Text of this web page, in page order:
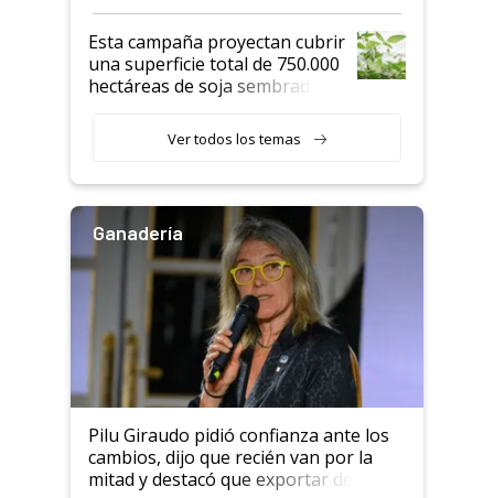
Esta campaña proyectan cubrir
una superficie total de 750.000
hectáreas de soja sembradas
variedades que marcan un
salto tecnológico en genética y
Ver todos los temas
Ganadería
Pilu Giraudo pidió confianza ante los
cambios, dijo que recién van por la
mitad y destacó que exportar dejó de